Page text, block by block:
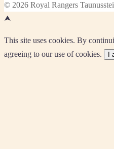
© 2026 Royal Rangers
⮝
This site uses cookies. By
agreeing to our use of cookies.